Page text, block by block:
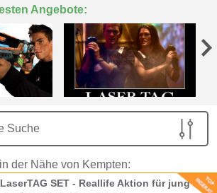
Angebote:
Suche
der Nähe von Kempten:
LaserTAG SET - Reallife Aktion für jung und alt